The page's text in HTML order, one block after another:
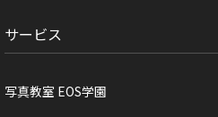
サービス
写真教室 EOS学園